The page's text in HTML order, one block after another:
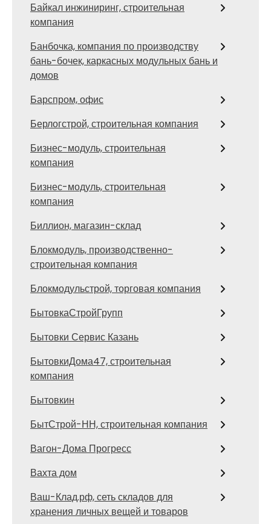
Байкал инжиниринг, строительная
компания
Банбочка, компания по производству
бань-бочек, каркасных модульных бань и
домов
Барспром, офис
Берлогстрой, строительная компания
Бизнес-модуль, строительная
компания
Бизнес-модуль, строительная
компания
Биллион, магазин-склад
Блокмодуль, производственно-
строительная компания
Блокмодульстрой, торговая компания
БытовкаСтройГрупп
Бытовки Сервис Казань
БытовкиДома47, строительная
компания
Бытовкин
БытСтрой-НН, строительная компания
Вагон-Дома Прогресс
Вахта дом
Ваш-Клад.рф, сеть складов для
хранения личных вещей и товаров